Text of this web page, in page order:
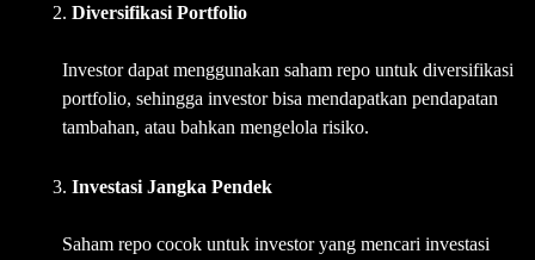
Diversifikasi Portfolio
Investor dapat menggunakan saham repo untuk diversifikasi
portfolio, sehingga investor bisa mendapatkan pendapatan
tambahan, atau bahkan mengelola risiko.
Investasi Jangka Pendek
Saham repo cocok untuk investor yang mencari investasi